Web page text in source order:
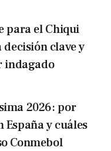
para el Chiqui
clave y
indagado
2026: por
España y cuáles
Conmebol